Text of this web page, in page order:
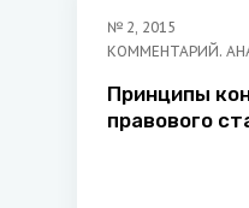
№ 2, 2015
КОММЕНТАРИЙ.
Принципы
правового